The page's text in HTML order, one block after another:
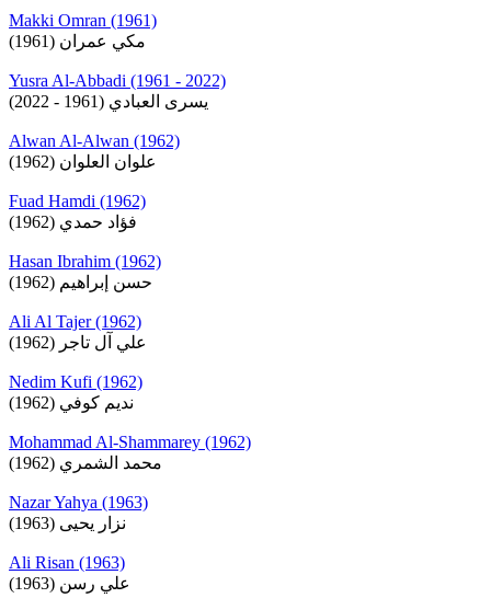
Makki Omran (1961)
مكي عمران (1961)
Yusra Al-Abbadi (1961 - 2022)
يسرى العبادي (1961 - 2022)
Alwan Al-Alwan (1962)
علوان العلوان (1962)
Fuad Hamdi (1962)
فؤاد حمدي (1962)
Hasan Ibrahim (1962)
حسن إبراهيم (1962)
Ali Al Tajer (1962)
علي آل تاجر (1962)
Nedim Kufi (1962)
نديم كوفي (1962)
Mohammad Al-Shammarey (1962)
محمد الشمري (1962)
Nazar Yahya (1963)
نزار يحيى (1963)
Ali Risan (1963)
علي رسن (1963)